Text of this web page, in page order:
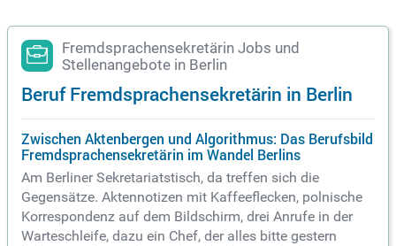
Fremdsprachensekretärin Jobs und
Stellenangebote in Berlin
Beruf Fremdsprachensekretärin in Berlin
Zwischen Aktenbergen und Algorithmus: Das Berufsbild
Fremdsprachensekretärin im Wandel Berlins
Am Berliner Sekretariatstisch, da treffen sich die
Gegensätze. Aktennotizen mit Kaffeeflecken, polnische
Korrespondenz auf dem Bildschirm, drei Anrufe in der
Warteschleife, dazu ein Chef, der alles bitte gestern